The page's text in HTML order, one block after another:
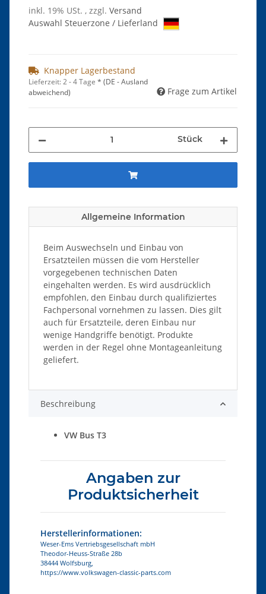
inkl. 19% USt. , zzgl. Versand
Auswahl Steuerzone / Lieferland
Knapper Lagerbestand
Lieferzeit:2 - 4 Tage * (DE - Ausland
abweichend)
Frage zum Artikel
Stück
Allgemeine Information
Beim Auswechseln und Einbau von
Ersatzteilen müssen die vom Hersteller
vorgegebenen technischen Daten
eingehalten werden. Es wird ausdrücklich
empfohlen, den Einbau durch qualifiziertes
Fachpersonal vornehmen zu lassen. Dies gilt
auch für Ersatzteile, deren Einbau nur
wenige Handgriffe benötigt. Produkte
werden in der Regel ohne Montageanleitung
geliefert.
Beschreibung
VW Bus T3
Angaben zur
Produktsicherheit
Herstellerinformationen:
Weser-Ems Vertriebsgesellschaft mbH
Theodor-Heuss-Straße 28b
38444 Wolfsburg,
https://www.volkswagen-classic-parts.com